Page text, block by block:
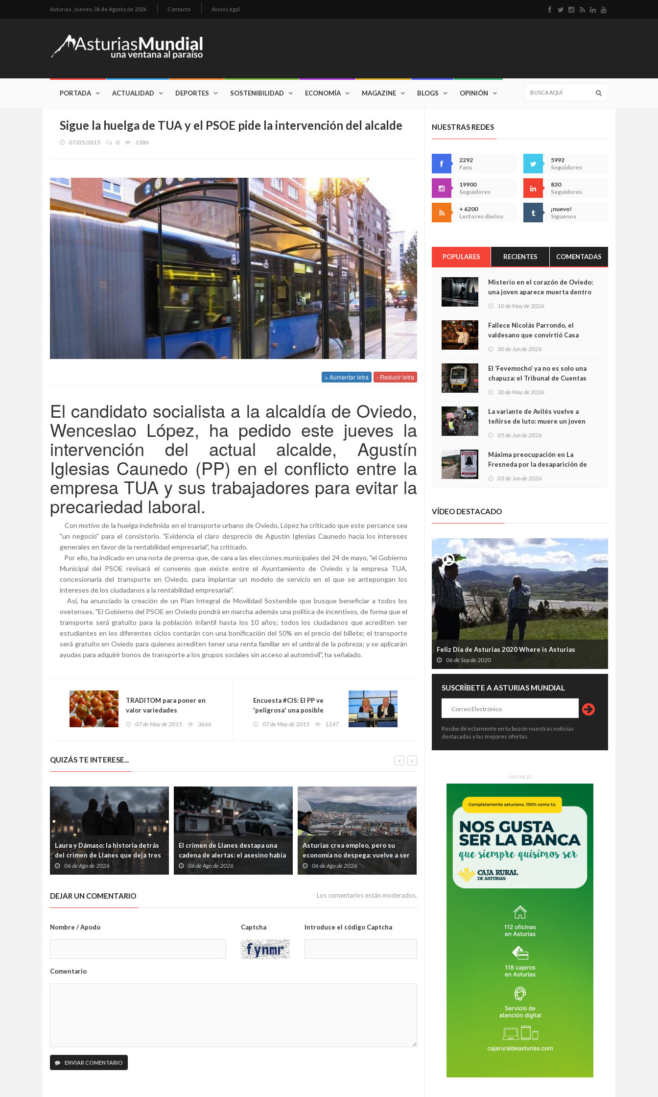
Asturias, Jueves, 06 de Agosto de 2026 Contacto Aviso Legal
PORTADA ACTUALIDAD DEPORTES SOSTENIBILIDAD ECONOMÍA MAGAZINE BLOGS OPINIÓN
Sigue la huelga de TUA y el PSOE pide la intervención del alcalde
07/05/2015 0 1386
+ Aumentar letra - Reducir letra
El candidato socialista a la alcaldía de Oviedo,
Wenceslao López, ha pedido este jueves la
intervención del actual alcalde, Agustín
Iglesias Caunedo (PP) en el conflicto entre la
empresa TUA y sus trabajadores para evitar la
precariedad laboral.
Con motivo de la huelga indefinida en el transporte urbano de Oviedo, López ha criticado que este percance sea
"un negocio" para el consistorio. "Evidencia el claro desprecio de Agustín Iglesias Caunedo hacia los intereses
generales en favor de la rentabilidad empresarial", ha criticado.
Por ello, ha indicado en una nota de prensa que, de cara a las elecciones municipales del 24 de mayo, "el Gobierno
Municipal del PSOE revisará el convenio que existe entre el Ayuntamiento de Oviedo y la empresa TUA,
concesionaria del transporte en Oviedo, para implantar un modelo de servicio en el que se antepongan los
intereses de los ciudadanos a la rentabilidad empresarial".
Así, ha anunciado la creación de un Plan Integral de Movilidad Sostenible que busque beneficiar a todos los
ovetenses. "El Gobierno del PSOE en Oviedo pondrá en marcha además una política de incentivos, de forma que el
transporte será gratuito para la población infantil hasta los 10 años; todos los ciudadanos que acrediten ser
estudiantes en los diferentes ciclos contarán con una bonificación del 50% en el precio del billete; el transporte
será gratuito en Oviedo para quienes acrediten tener una renta familiar en el umbral de la pobreza; y se aplicarán
ayudas para adquirir bonos de transporte a los grupos sociales sin acceso al automóvil", ha señalado.
TRADITOM para poner en
valor variedades
tradicionales de tomate
07 de May de 2015 3666
Encuesta #CIS: El PP ve
'peligrosa' una posible
coalición PSOE-Podemos
07 de May de 2015 1247
QUIZÁS TE INTERESE...
Laura y Dámaso: la historia detrás
del crimen de Llanes que deja tres
hijos huérfanos
06 de Ago de 2026
El crimen de Llanes destapa una
cadena de alertas: el asesino había
sido condenado, expulsado de la
Guardia Civil y tenía prohibido
06 de Ago de 2026
Asturias crea empleo, pero su
economía no despega: vuelve a ser
la comunidad que menos crece
06 de Ago de 2026
Un guardia civil asesina a su
expareja en el cuartel de Llanes y
05 de Ago de 2026
Asturias prepara el mayor
dispositivo de su historia para
DEJAR UN COMENTARIO Los comentarios están moderados.
Nombre / Apodo Captcha Introduce el código Captcha
Comentario
ENVIAR COMENTARIO
NUESTRAS REDES
2292
Fans
5992
Seguidores
19900
Seguidores
830
Seguidores
+ 6200
Lectores diarios
¡nuevo!
Síguenos
POPULARES RECIENTES COMENTADAS
Misterio en el corazón de Oviedo:
una joven aparece muerta dentro
cámaras captan sus últimos
minutos
10 de May de 2026
Fallece Nicolás Parrondo, el
valdesano que convirtió Casa
30 de Jun de 2026
El ‘Fevemocho’ ya no es solo una
chapuza: el Tribunal de Cuentas
sobrecoste de los trenes que no
cabían por los túneles
30 de May de 2026
La variante de Avilés vuelve a
teñirse de luto: muere un joven
05 de Jun de 2026
Máxima preocupación en La
Fresneda por la desaparición de
03 de Jun de 2026
VÍDEO DESTACADO
Feliz Día de Asturias 2020 Where is Asturias
06 de Sep de 2020
SUSCRÍBETE A ASTURIAS MUNDIAL
Recibe directamente en tu buzón nuestras noticias
destacadas y las mejores ofertas.
ANUNCIO